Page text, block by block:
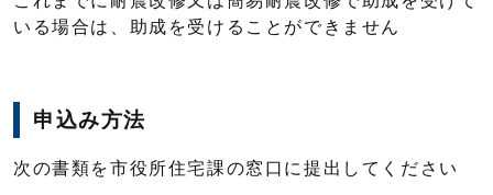
いる場合は、助成を受けることができません
申込み方法
次の書類を市役所住宅課の窓口に提出してください